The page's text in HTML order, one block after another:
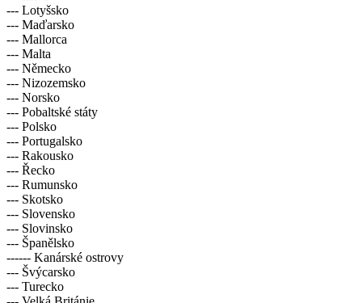
--- Lotyšsko
--- Maďarsko
--- Mallorca
--- Malta
--- Německo
--- Nizozemsko
--- Norsko
--- Pobaltské státy
--- Polsko
--- Portugalsko
--- Rakousko
--- Řecko
--- Rumunsko
--- Skotsko
--- Slovensko
--- Slovinsko
--- Španělsko
------ Kanárské ostrovy
--- Švýcarsko
--- Turecko